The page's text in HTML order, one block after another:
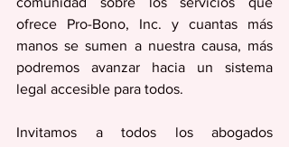
ofrece Pro-Bono, Inc. y cuantas más
manos se sumen a nuestra causa, más
podremos avanzar hacia un sistema
legal accesible para todos.
Invitamos a todos los abogados